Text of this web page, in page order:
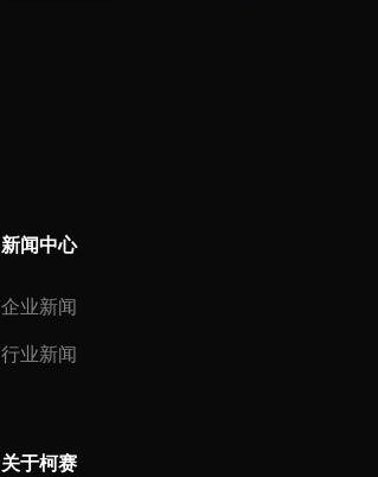
新闻中心
企业新闻
行业新闻
关于柯赛